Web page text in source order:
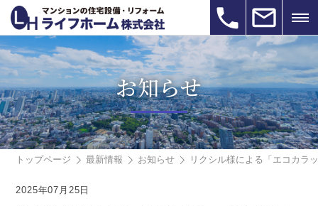
お知らせ
トップページ 最新情報 お知らせ リクシル様による「エコカラ
2025年07月25日